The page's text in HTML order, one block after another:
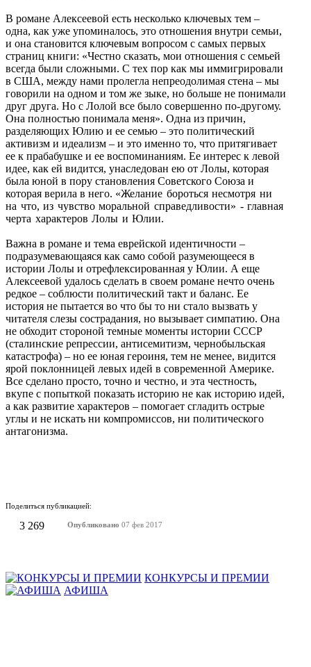
В романе Алексеевой есть несколько ключевых тем –
одна, как уже упоминалось, это отношения внутри семьи,
и она становится ключевым вопросом с самых первых
страниц книги: «Честно сказать, мои отношения с семьей
всегда были сложными. С тех пор как мы иммигрировали
в США, между нами пролегла непреодолимая стена – мы
говорили на одном и том же зыке, но больше не понимали
друг друга. Но с Лолой все было совершенно по-другому.
Она полностью понимала меня». Одна из причин,
разделяющих Юлию и ее семью – это политический
активизм и идеализм – и это именно то, что притягивает
ее к прабабушке и ее воспоминаниям. Ее интерес к левой
идее, как ей видится, унаследован ею от Лолы, которая
была юной в пору становления Советского Союза и
которая верила в него. «Желание бороться несмотря ни
на что, из чувство моральной справедливости» - главная
черта характеров Лолы и Юлии.
Важна в романе и тема еврейской идентичности –
подразумевающаяся как само собой разумеющееся в
истории Лолы и отрефлексированная у Юлии. А еще
Алексеевой удалось сделать в своем романе нечто очень
редкое – соблюсти политический такт и баланс. Ее
история не пытается во что бы то ни стало вызвать у
читателя слезы сострадания, но вызывает симпатию. Она
не обходит стороной темные моменты истории СССР
(сталинские репрессии, антисемитизм, чернобыльская
катастрофа) – но ее юная героиня, тем не менее, видится
ярой поклонницей левых идей в современной Америке.
Все сделано просто, точно и честно, и эта честность,
вкупе с попыткой показать историю не как историю идей,
а как развитие характеров – помогает сгладить острые
углы и не искать ни компромиссов, ни политического
антагонизма.
Поделиться публикацией:
3 269 Опубликовано 07 фев 2017
КОНКУРСЫ И ПРЕМИИ
АФИША